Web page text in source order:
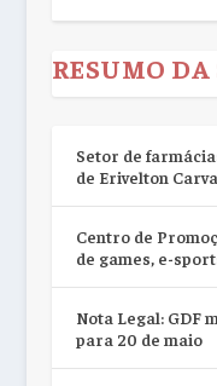
RESUMO
Setor de
de Erivelton
Centro de
de games, e-
Nota Legal: GDF
para 20 de maio